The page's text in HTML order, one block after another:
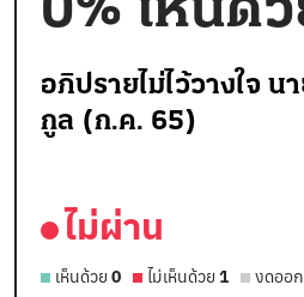
0% เห็นด้
อภิปรายไม่ไว้วางใจ
กูล (ก.ค. 65)
ไม่ผ่าน
เห็นด้วย 0 ไม่เห็นด้วย 1 งดออ